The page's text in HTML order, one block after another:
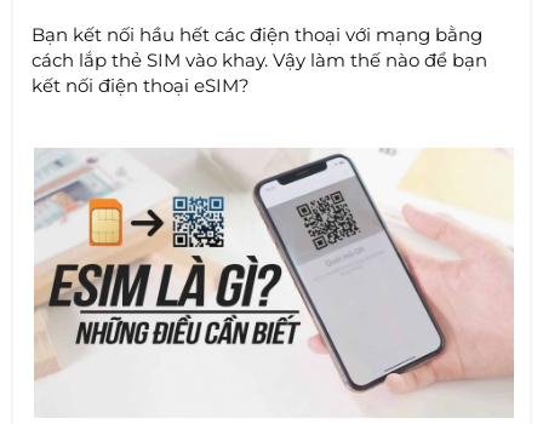
Bạn kết nối hầu hết các điện thoại với mạng bằng
cách lắp thẻ SIM vào khay. Vậy làm thế nào để bạn
kết nối điện thoại eSIM?